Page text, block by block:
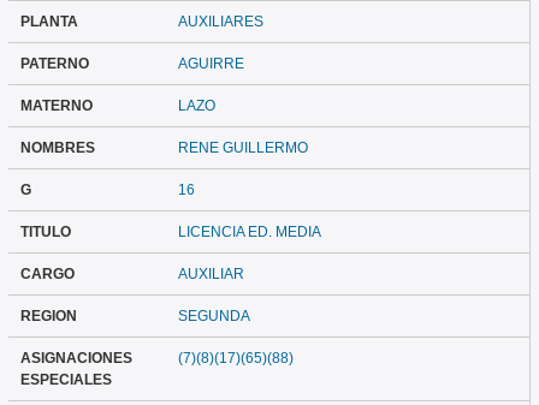
PLANTA AUXILIARES
PATERNO AGUIRRE
MATERNO LAZO
NOMBRES RENE GUILLERMO
G 16
TITULO LICENCIA ED. MEDIA
CARGO AUXILIAR
REGION SEGUNDA
ASIGNACIONES
ESPECIALES
(7)(8)(17)(65)(88)